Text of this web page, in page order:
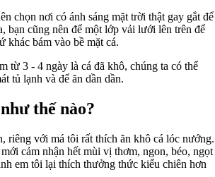
chọn nơi có ánh sáng mặt trời thật gay gắt để
bạn cũng nên để một lớp vải lưới lên trên để
khác bám vào bề mặt cá.
từ 3 - 4 ngày là cá đã khô, chúng ta có thể
tủ lạnh và để ăn dần dần.
thế nào?
riêng với má tôi rất thích ăn khô cá lóc nướng.
cảm nhận hết mùi vị thơm, ngon, béo, ngọt
em tôi lại thích thưởng thức kiểu chiên hơn